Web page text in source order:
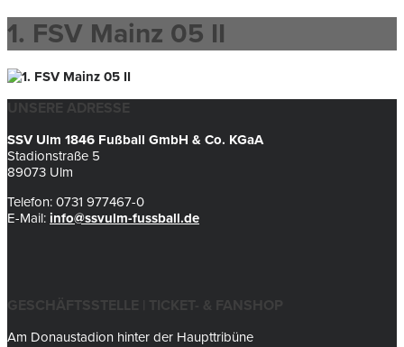
1. FSV Mainz 05 II
UNSERE ADRESSE
SSV Ulm 1846 Fußball GmbH & Co. KGaA
Stadionstraße 5
89073 Ulm
Telefon: 0731 977467-0
E-Mail: info@ssvulm-fussball.de
GESCHÄFTSSTELLE | TICKET- & FANSHOP
Am Donaustadion hinter der Haupttribüne